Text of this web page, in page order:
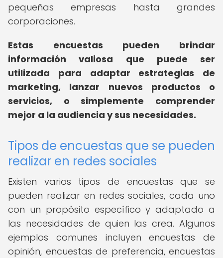
pequeñas empresas hasta grandes
corporaciones.
Estas encuestas pueden brindar
información valiosa que puede ser
utilizada para adaptar estrategias de
marketing, lanzar nuevos productos o
servicios, o simplemente comprender
mejor a la audiencia y sus necesidades.
Tipos de encuestas que se pueden
realizar en redes sociales
Existen varios tipos de encuestas que se
pueden realizar en redes sociales, cada uno
con un propósito específico y adaptado a
las necesidades de quien las crea. Algunos
ejemplos comunes incluyen encuestas de
opinión, encuestas de preferencia, encuestas